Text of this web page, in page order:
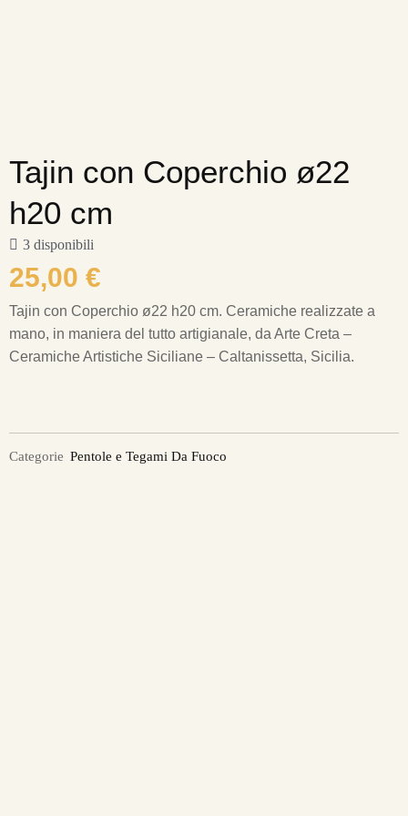
Tajin con Coperchio ø22
h20 cm
3 disponibili
25,00 €
Tajin con Coperchio ø22 h20 cm. Ceramiche realizzate a
mano, in maniera del tutto artigianale, da Arte Creta –
Ceramiche Artistiche Siciliane – Caltanissetta, Sicilia.
Categorie Pentole e Tegami Da Fuoco